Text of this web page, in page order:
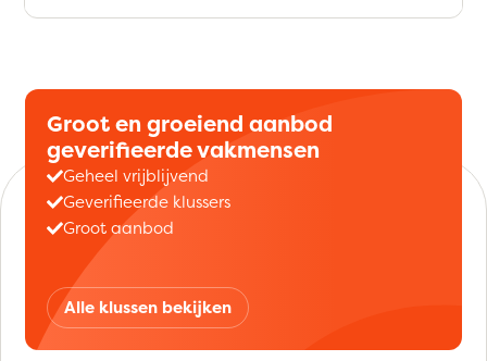
Groot en groeiend aanbod
geverifieerde vakmensen
Geheel vrijblijvend
Geverifieerde klussers
Groot aanbod
Alle klussen bekijken